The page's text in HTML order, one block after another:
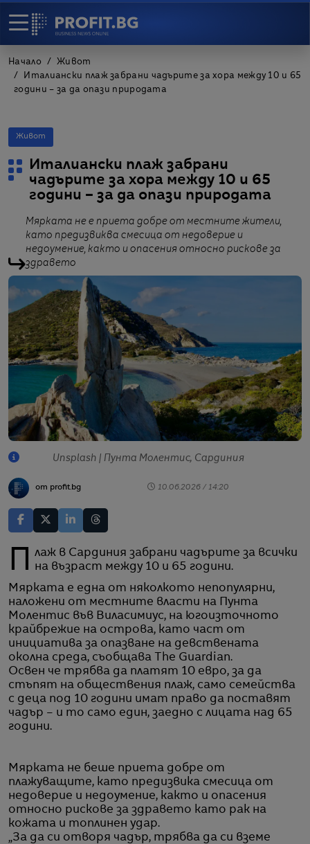
Начало
Живот
Италиански плаж забрани чадърите за хора между 10 и 65
години – за да опази природата
Живот
Италиански плаж забрани
чадърите за хора между 10 и 65
години – за да опази природата
Мярката не е приета добре от местните жители,
като предизвиква смесица от недоверие и
недоумение, както и опасения относно рискове за
здравето
Unsplash | Пунта Молентис, Сардиния
от profit.bg 10.06.2026 / 14:20
Плаж в Сардиния забрани чадърите за всички
на възраст между 10 и 65 години.
Мярката е една от няколкото непопулярни,
наложени от местните власти на Пунта
Молентис във Виласимиус, на югоизточното
крайбрежие на острова, като част от
инициатива за опазване на девствената
околна среда, съобщава The Guardian.
Освен че трябва да платят 10 евро, за да
стъпят на обществения плаж, само семейства
с деца под 10 години имат право да поставят
чадър – и то само един, заедно с лицата над 65
години.
Мярката не беше приета добре от
плажуващите, като предизвика смесица от
недоверие и недоумение, както и опасения
относно рискове за здравето като рак на
кожата и топлинен удар.
„За да си отворя чадър, трябва да си вземе